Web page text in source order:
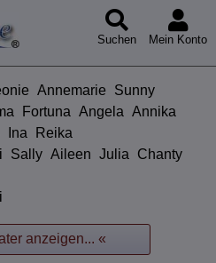
Suchen Mein Konto
Annemarie
Sunny
Fortuna Angela Annika
Ina
Reika
Sally Aileen Julia
Chanty
anzeigen... «